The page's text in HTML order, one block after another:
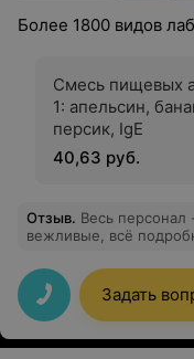
Более 1800 видов
Смесь пищевых
1: апельсин,
персик, IgE
40,63 руб.
Отзыв. Весь персонал
вежливые, всё
Задать